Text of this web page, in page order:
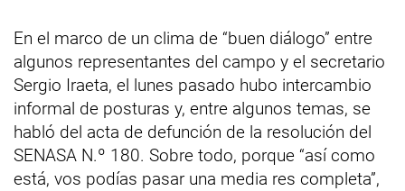
En el marco de un clima de “buen diálogo” entre
algunos representantes del campo y el secretario
Sergio Iraeta, el lunes pasado hubo intercambio
informal de posturas y, entre algunos temas, se
habló del acta de defunción de la resolución del
SENASA N.º 180. Sobre todo, porque “así como
está, vos podías pasar una media res completa”,